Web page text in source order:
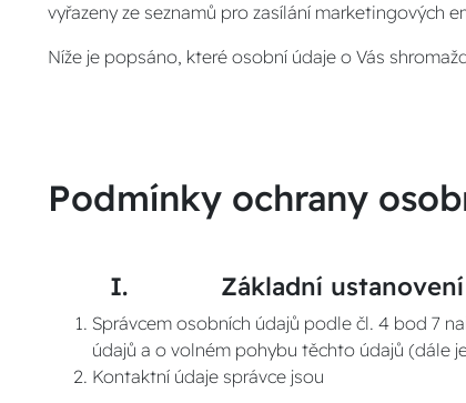
vyřazeny ze seznamů pro zasílání marketingových
Níže je popsáno, které osobní údaje o Vás
Podmínky ochrany
I. Základní ustanovení
Správcem osobních údajů podle čl. 4 bod 7
údajů a o volném pohybu těchto údajů (dále
Kontaktní údaje správce jsou